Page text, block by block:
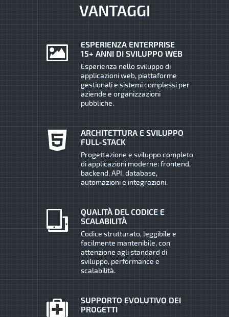
VANTAGGI
ESPERIENZA ENTERPRISE
15+ ANNI DI SVILUPPO WEB
Esperienza nello sviluppo di
applicazioni web, piattaforme
gestionali e sistemi complessi per
aziende e organizzazioni
pubbliche.
ARCHITETTURA E SVILUPPO
FULL-STACK
Progettazione e sviluppo completo
di applicazioni moderne: frontend,
backend, API, database,
automazioni e integrazioni.
QUALITÀ DEL CODICE E
SCALABILITÀ
Codice strutturato, leggibile e
facilmente mantenibile, con
attenzione agli standard di
sviluppo, performance e
scalabilità.
SUPPORTO EVOLUTIVO DEI
PROGETTI